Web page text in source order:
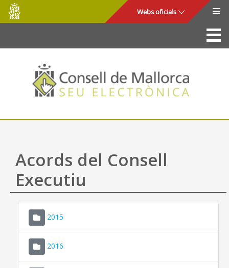
Salta al contingut principal
Consell
de
Mallorca
Webs oficials
La Seu
Consell de Mallorca
Accés i seguretat
Utilitats
Ajuda
Acords del Consell
Executiu
2015
2016